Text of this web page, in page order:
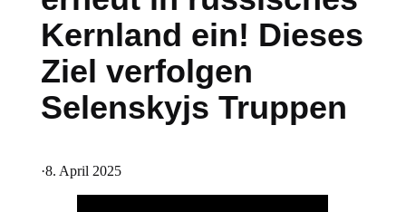
Kernland ein! Dieses
Ziel verfolgen
Selenskyjs Truppen
·8. April 2025